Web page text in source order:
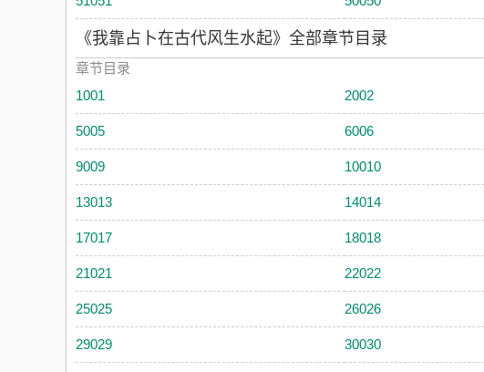
《我靠占卜在古代风生水起》全部章节目录
章节目录
1001
2002
5005 6006
9009 10010
13013 14014
17017 18018
21021 22022
25025 26026
29029 30030